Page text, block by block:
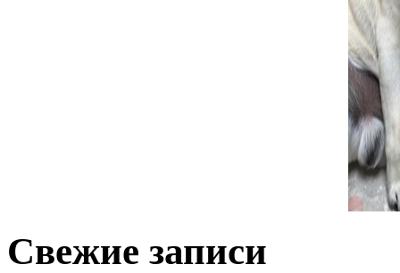
Сохранить моё имя, email и адрес сайта в этом браузере
Свежие записи